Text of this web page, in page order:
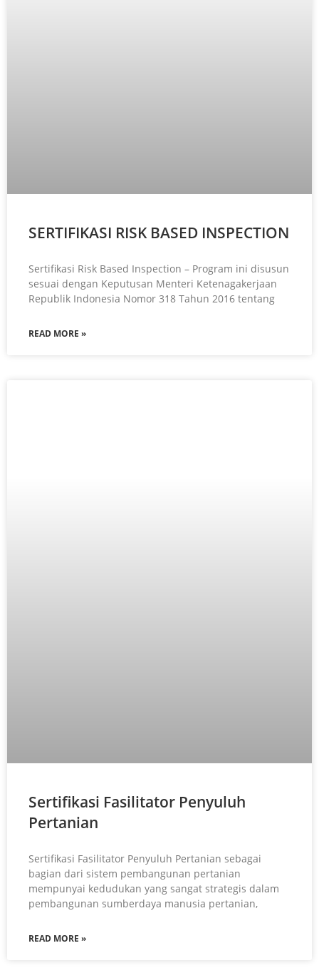
SERTIFIKASI RISK BASED INSPECTION
Sertifikasi Risk Based Inspection – Program ini disusun
sesuai dengan Keputusan Menteri Ketenagakerjaan
Republik Indonesia Nomor 318 Tahun 2016 tentang
READ MORE »
Sertifikasi Fasilitator Penyuluh
Pertanian
Sertifikasi Fasilitator Penyuluh Pertanian sebagai
bagian dari sistem pembangunan pertanian
mempunyai kedudukan yang sangat strategis dalam
pembangunan sumberdaya manusia pertanian,
READ MORE »